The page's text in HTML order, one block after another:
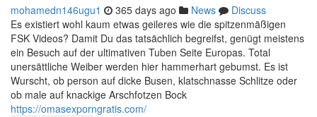
mohamedn146ugu1 365 days ago News
Discuss
Es existiert wohl kaum etwas geileres wie die spitzenmäßigen
FSK Videos? Damit Du das tatsächlich begreifst, genügt meistens
ein Besuch auf der ultimativen Tuben Seite Europas. Total
unersättliche Weiber werden hier hammerhart gebumst. Es ist
Wurscht, ob person auf dicke Busen, klatschnasse Schlitze oder
ob male auf knackige Arschfotzen Bock
https://omasexporngratis.com/